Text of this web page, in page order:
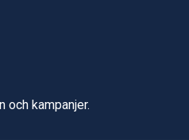
och kampanjer.